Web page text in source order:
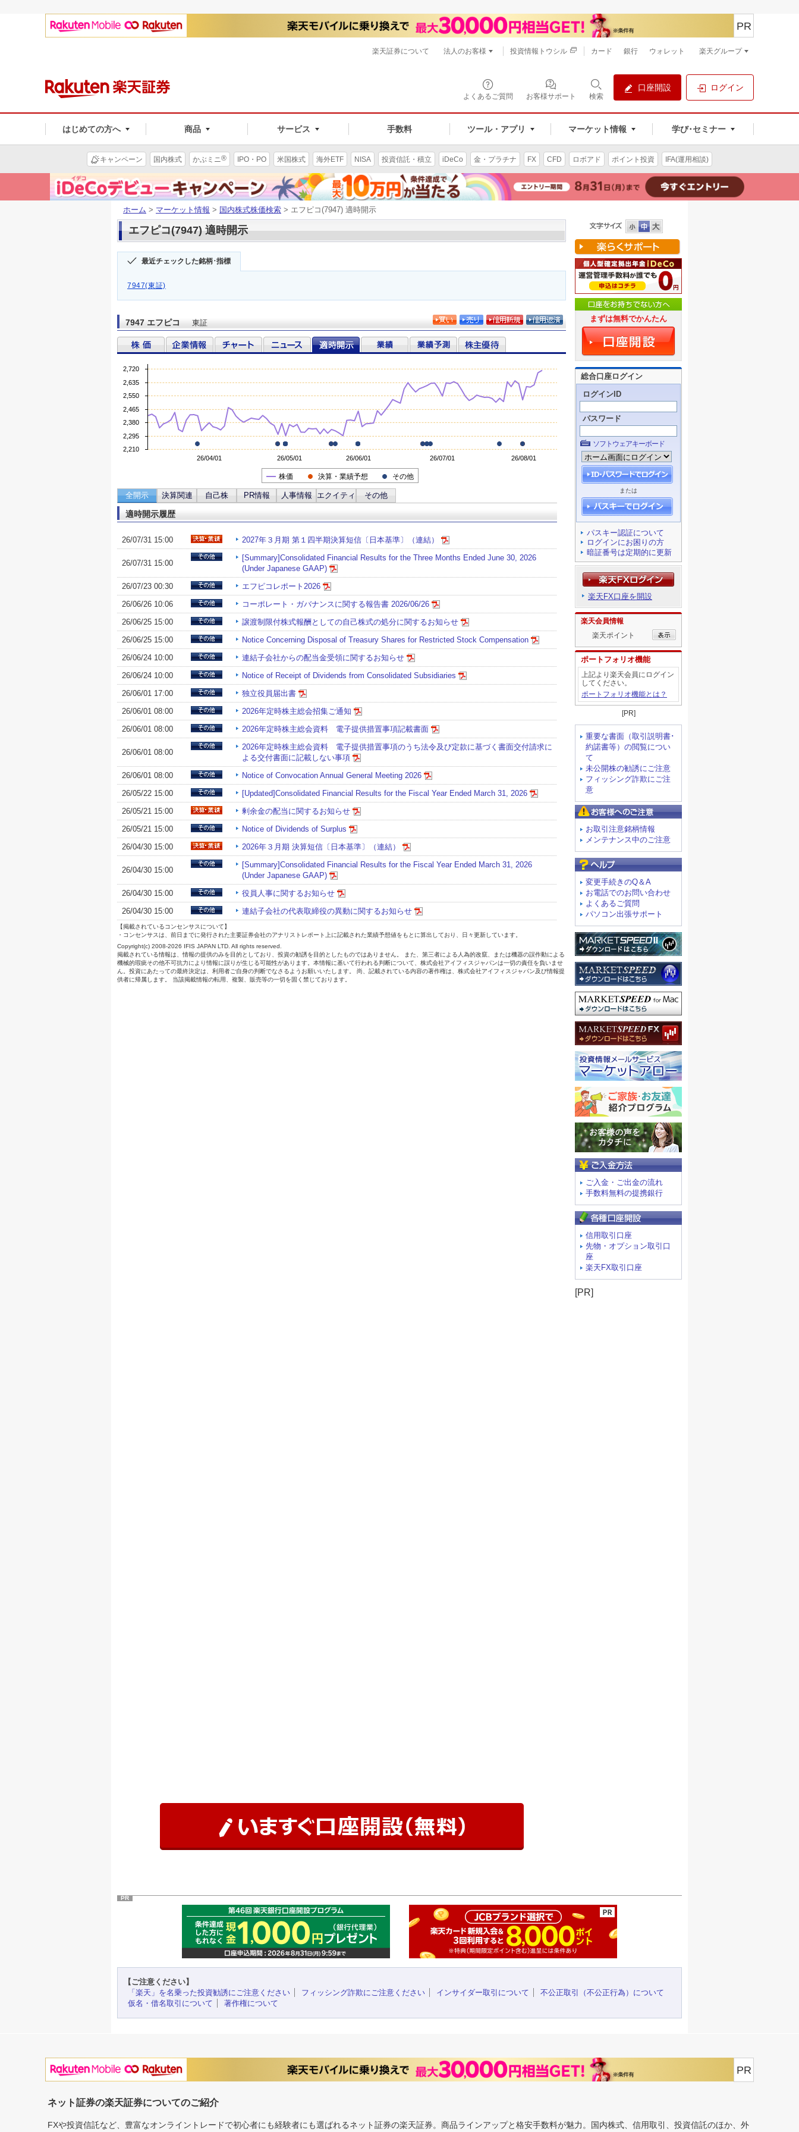
よくあるご質問 お客様サポート 検索
口座開設 ログイン
はじめての方へ 商品 サービス 手数料 ツール・アプリ マーケット情報 学び･セミナー
PR
楽天証券について 法人のお客様 投資情報トウシル カード 銀行 ウォレット 楽天グループ
キャンペーン 国内株式 かぶミニ® IPO・PO 米国株式 海外ETF NISA 投資信託・積立 iDeCo 金・プラチナ FX CFD ロボアド ポイント投資 IFA(運用相談)
ホーム > マーケット情報 > 国内株式株価検索 > エフピコ(7947) 適時開示
エフピコ(7947) 適時開示
最近チェックした銘柄･指標
7947(東証)
7947 エフピコ 東証 まずは無料でかんたん
総合口座ログイン
ログインID
パスワード
ソフトウェアキーボード
または
パスキー認証について
ログインにお困りの方
暗証番号は定期的に更新
楽天FX口座を開設
楽天会員情報
楽天ポイント
ポートフォリオ機能
上記より楽天会員にログイン
してください。
ポートフォリオ機能とは？
[PR]
重要な書面（取引説明書･
約諾書等）の閲覧につい
て
未公開株の勧誘にご注意
フィッシング詐欺にご注
意
お取引注意銘柄情報
メンテナンス中のご注意
変更手続きのQ＆A
お電話でのお問い合わせ
よくあるご質問
パソコン出張サポート
ご入金・ご出金の流れ
手数料無料の提携銀行
信用取引口座
先物・オプション取引口
座
楽天FX取引口座
[PR]
PR
【ご注意ください】
「楽天」を名乗った投資勧誘にご注意ください
フィッシング詐欺にご注意ください インサイダー取引について
不公正取引（不公正行為）について
仮名・借名取引について
著作権について
PR
ネット証券の楽天証券についてのご紹介
FXや投資信託など、豊富なオンライントレードで初心者にも経験者にも選ばれるネット証券の楽天証券。商品ラインアップと格安手数料が魅力。国内株式、信用取引、投資信託のほか、外